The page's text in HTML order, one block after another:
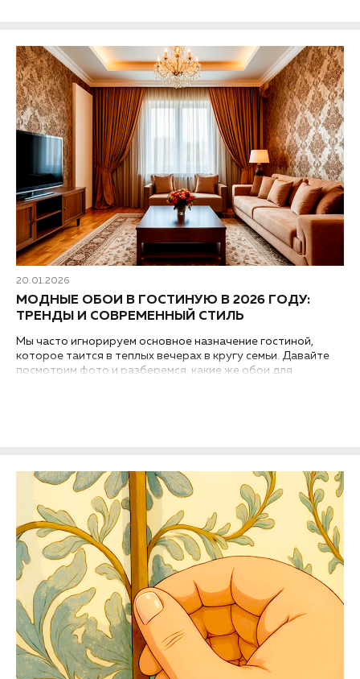
20.01.2026
МОДНЫЕ ОБОИ В ГОСТИНУЮ В 2026 ГОДУ:
ТРЕНДЫ И СОВРЕМЕННЫЙ СТИЛЬ
Мы часто игнорируем основное назначение гостиной,
которое таится в теплых вечерах в кругу семьи. Давайте
посмотрим фото и разберемся, какие же обои для